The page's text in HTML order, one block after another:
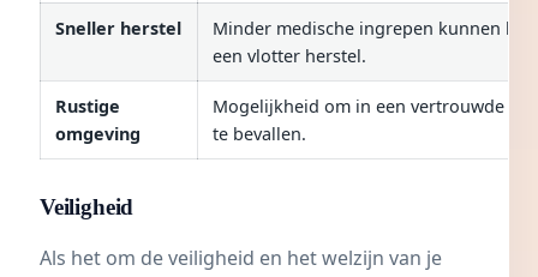
Sneller herstel
Minder medische ingrepen kunnen
een vlotter herstel.
Rustige
omgeving
Mogelijkheid om in een vertrouwde
te bevallen.
Veiligheid
Als het om de veiligheid en het welzijn van je